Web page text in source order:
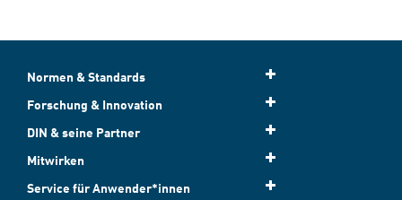
Normen & Standards
Forschung & Innovation
DIN & seine Partner
Mitwirken
Service für Anwender*innen